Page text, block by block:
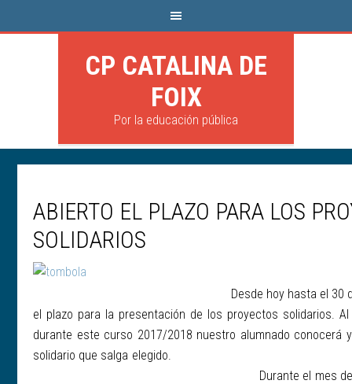
CP CATALINA DE
FOIX
Por la educación pública
ABIERTO EL PLAZO PARA LOS
SOLIDARIOS
Desde hoy hasta el 30
el plazo para la presentación de los proyectos solidarios.
durante este curso 2017/2018 nuestro alumnado conocerá
solidario que
Durante el mes